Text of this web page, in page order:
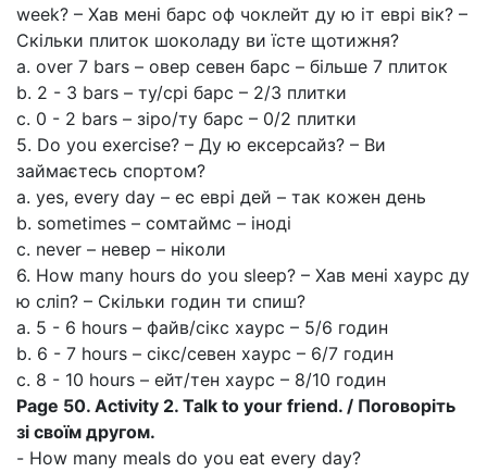
week? – Хав мені барс оф чоклейт ду ю іт еврі вік? –
Скільки плиток шоколаду ви їсте щотижня?
a. over 7 bars – овер севен барс – більше 7 плиток
b. 2 - 3 bars – ту/срі барс – 2/3 плитки
c. 0 - 2 bars – зіро/ту барс – 0/2 плитки
5. Do you exercise? – Ду ю ексерсайз? – Ви
займаєтесь спортом?
a. yes, every day – ес еврі дей – так кожен день
b. sometimes – сомтаймс – іноді
c. never – невер – ніколи
6. How many hours do you sleep? – Хав мені хаурс ду
ю сліп? – Скільки годин ти спиш?
a. 5 - 6 hours – файв/сікс хаурс – 5/6 годин
b. 6 - 7 hours – сікс/севен хаурс – 6/7 годин
c. 8 - 10 hours – ейт/тен хаурс – 8/10 годин
Page 50. Activity 2. Talk to your friend. / Поговоріть
зі своїм другом.
- How many meals do you eat every day?